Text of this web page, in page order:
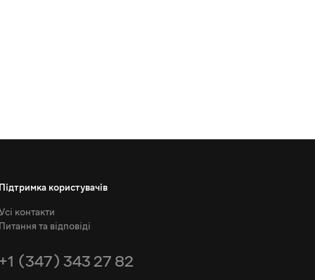
Підтримка користувачів
контакти
Питання та відповіді
+1 (347) 343 27 82